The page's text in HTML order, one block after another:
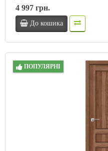
4 997 грн.
До кошика
ПОПУЛЯРНІ